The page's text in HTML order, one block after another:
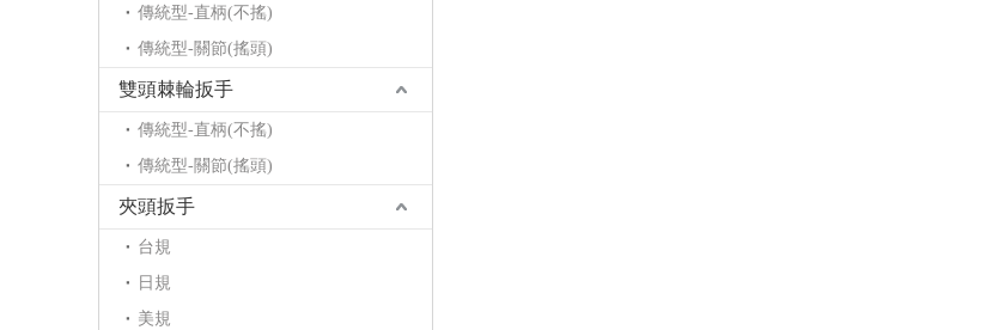
傳統型-直柄(不搖)
傳統型-關節(搖頭)
雙頭棘輪扳手
傳統型-直柄(不搖)
傳統型-關節(搖頭)
夾頭扳手
台規
日規
美規